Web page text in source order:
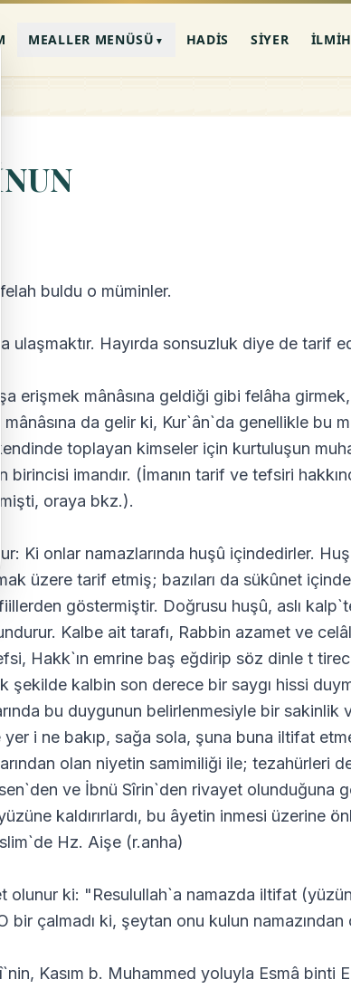
MEALLER MENÜSÜ ▼ HADIS SIYER
felah buldu o müminler.
ulaşmaktır. Hayırda sonsuzluk diye de tarif
erişmek mânâsına geldiği gibi felâha
da gelir ki, Kur`ân`da genellikle bu
toplayan kimseler için kurtuluşun
birincisi imandır. (İmanın tarif ve tefsiri
oraya bkz.).
Ki onlar namazlarında huşû içindedirler.
üzere tarif etmiş; bazıları da sükûnet
göstermiştir. Doğrusu huşû, aslı
Kalbe ait tarafı, Rabbin azamet ve
Hakk`ın emrine baş eğdirip söz dinle t
şekilde kalbin son derece bir saygı hissi
bu duygunun belirlenmesiyle bir sakinlik
i ne bakıp, sağa sola, şuna buna iltifat
olan niyetin samimiliği ile; tezahürleri
ve İbnü Sîrin`den rivayet olunduğuna
kaldırırlardı, bu âyetin inmesi üzerine
Hz. Aişe (r.anha)
olunur ki: "Resulullah`a namazda iltifat
bir çalmadı ki, şeytan onu kulun namazından
Kasım b. Muhammed yoluyla Esmâ binti